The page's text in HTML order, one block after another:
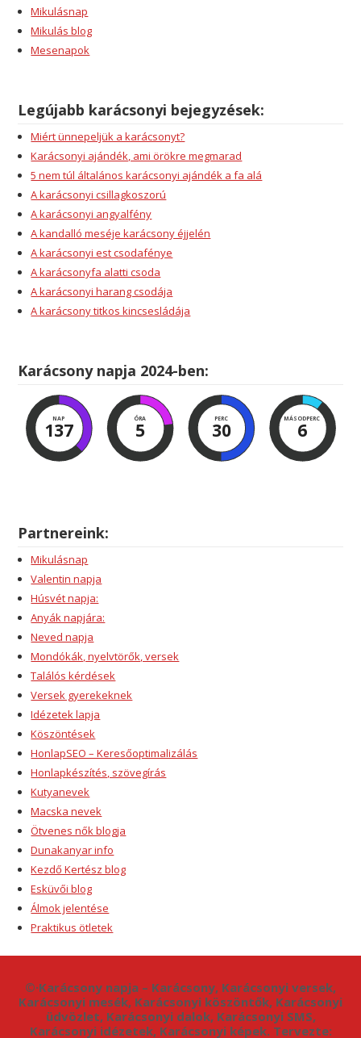
Mikulásnap
Mikulás blog
Mesenapok
Legújabb karácsonyi bejegyzések:
Miért ünnepeljük a karácsonyt?
Karácsonyi ajándék, ami örökre megmarad
5 nem túl általános karácsonyi ajándék a fa alá
A karácsonyi csillagkoszorú
A karácsonyi angyalfény
A kandalló meséje karácsony éjjelén
A karácsonyi est csodafénye
A karácsonyfa alatti csoda
A karácsonyi harang csodája
A karácsony titkos kincsesládája
Karácsony napja 2024-ben:
NAP
137
ÓRA
5
PERC
30
MÁSODPERC
5
Partnereink:
Mikulásnap
Valentin napja
Húsvét napja:
Anyák napjára:
Neved napja
Mondókák, nyelvtörők, versek
Találós kérdések
Versek gyerekeknek
Idézetek lapja
Köszöntések
HonlapSEO – Keresőoptimalizálás
Honlapkészítés, szövegírás
Kutyanevek
Macska nevek
Ötvenes nők blogja
Dunakanyar info
Kezdő Kertész blog
Esküvői blog
Álmok jelentése
Praktikus ötletek
©·Karácsony napja – Karácsony, Karácsonyi versek,
Karácsonyi mesék, Karácsonyi köszöntők, Karácsonyi
üdvözlet, Karácsonyi dalok, Karácsonyi SMS,
Karácsonyi idézetek, Karácsonyi képek. Tervezte: